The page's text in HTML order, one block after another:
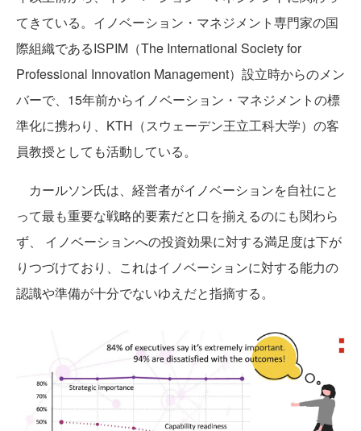
てきている。イノベーション・マネジメント専門家の国
際組織であるISPIM（The International Society for
Professional Innovation Management）設立時からのメン
バーで、15年前からイノベーション・マネジメントの標
準化に携わり、KTH（スウェーデン王立工科大学）の客
員教授としても活動している。
カールソン氏は、経営者がイノベーションを自社にと
って最も重要な戦略的要素だと口を揃えるのにも関わら
ず、 イノベーションへの投資効果に対する満足度は下が
りつづけており、これはイノベーションに対する能力の
認識や準備が十分でないゆえだと指摘する。